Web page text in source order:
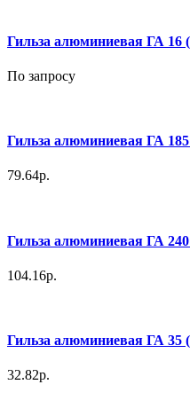
Гильза алюминиевая ГА
По запросу
Гильза алюминиевая ГА
79.64р.
Гильза алюминиевая ГА
104.16р.
Гильза алюминиевая ГА
32.82р.